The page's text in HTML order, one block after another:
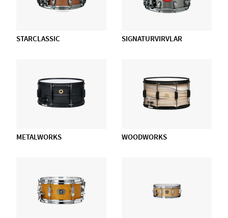
STARCLASSIC SIGNATURVIRVLAR
METALWORKS WOODWORKS